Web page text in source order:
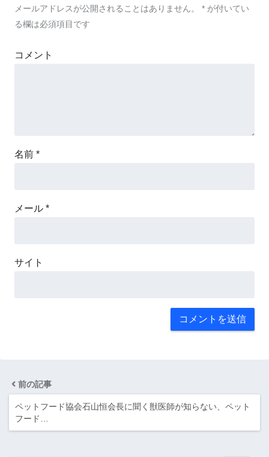
メールアドレスが公開されることはありません。 * が付いてい
る欄は必須項目です
コメント
名前 *
メール *
サイト
前の記事
ペットフード協会石山恒会長に聞く獣医師が知らない、ペット
フード…